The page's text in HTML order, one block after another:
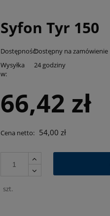
Syfon Tyr 150
Dostępność:Dostępny na zamówienie
Wysyłka
w:
24 godziny
66,42 zł
Cena netto: 54,00 zł
szt.